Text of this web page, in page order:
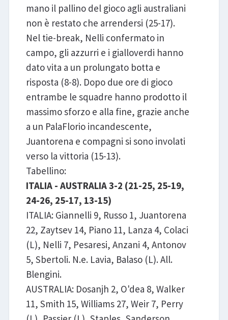
mano il pallino del gioco agli australiani
non è restato che arrendersi (25-17).
Nel tie-break, Nelli confermato in
campo, gli azzurri e i gialloverdi hanno
dato vita a un prolungato botta e
risposta (8-8). Dopo due ore di gioco
entrambe le squadre hanno prodotto il
massimo sforzo e alla fine, grazie anche
a un PalaFlorio incandescente,
Juantorena e compagni si sono involati
verso la vittoria (15-13).
Tabellino:
ITALIA - AUSTRALIA 3-2 (21-25, 25-19,
24-26, 25-17, 13-15)
ITALIA: Giannelli 9, Russo 1, Juantorena
22, Zaytsev 14, Piano 11, Lanza 4, Colaci
(L), Nelli 7, Pesaresi, Anzani 4, Antonov
5, Sbertoli. N.e. Lavia, Balaso (L). All.
Blengini.
AUSTRALIA: Dosanjh 2, O'dea 8, Walker
11, Smith 15, Williams 27, Weir 7, Perry